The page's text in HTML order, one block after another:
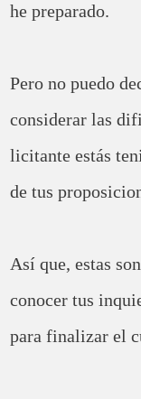
he preparado.
Pero no puedo
considerar las
licitante estás
de tus
Así que, estas
conocer tus
para finalizar el